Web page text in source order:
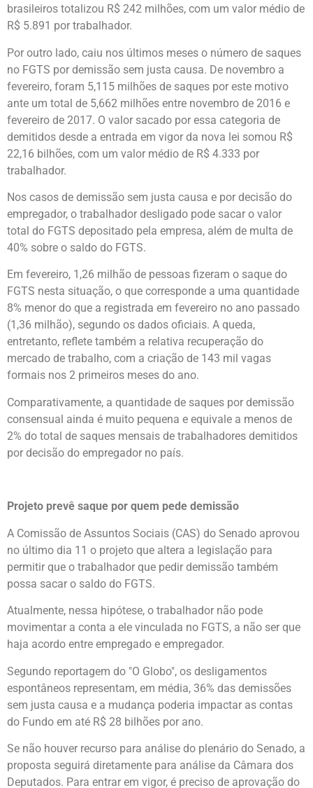
brasileiros totalizou R$ 242 milhões, com um valor médio de
R$ 5.891 por trabalhador.
Por outro lado, caiu nos últimos meses o número de saques
no FGTS por demissão sem justa causa. De novembro a
fevereiro, foram 5,115 milhões de saques por este motivo
ante um total de 5,662 milhões entre novembro de 2016 e
fevereiro de 2017. O valor sacado por essa categoria de
demitidos desde a entrada em vigor da nova lei somou R$
22,16 bilhões, com um valor médio de R$ 4.333 por
trabalhador.
Nos casos de demissão sem justa causa e por decisão do
empregador, o trabalhador desligado pode sacar o valor
total do FGTS depositado pela empresa, além de multa de
40% sobre o saldo do FGTS.
Em fevereiro, 1,26 milhão de pessoas fizeram o saque do
FGTS nesta situação, o que corresponde a uma quantidade
8% menor do que a registrada em fevereiro no ano passado
(1,36 milhão), segundo os dados oficiais. A queda,
entretanto, reflete também a relativa recuperação do
mercado de trabalho, com a criação de 143 mil vagas
formais nos 2 primeiros meses do ano.
Comparativamente, a quantidade de saques por demissão
consensual ainda é muito pequena e equivale a menos de
2% do total de saques mensais de trabalhadores demitidos
por decisão do empregador no país.
Projeto prevê saque por quem pede demissão
A Comissão de Assuntos Sociais (CAS) do Senado aprovou
no último dia 11 o projeto que altera a legislação para
permitir que o trabalhador que pedir demissão também
possa sacar o saldo do FGTS.
Atualmente, nessa hipótese, o trabalhador não pode
movimentar a conta a ele vinculada no FGTS, a não ser que
haja acordo entre empregado e empregador.
Segundo reportagem do "O Globo", os desligamentos
espontâneos representam, em média, 36% das demissões
sem justa causa e a mudança poderia impactar as contas
do Fundo em até R$ 28 bilhões por ano.
Se não houver recurso para análise do plenário do Senado, a
proposta seguirá diretamente para análise da Câmara dos
Deputados. Para entrar em vigor, é preciso de aprovação do